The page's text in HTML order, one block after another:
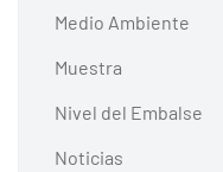
Medio Ambiente
Muestra
Nivel del Embalse
Noticias